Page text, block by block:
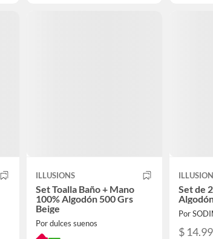
ILLUSIONS
Set Toalla Baño + Mano
100% Algodón 500 Grs
Beige
Por dulces suenos
Set de
Por
$